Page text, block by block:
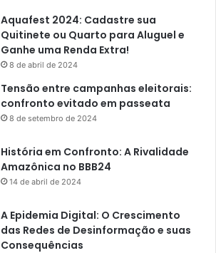
Aquafest 2024: Cadastre sua
Quitinete ou Quarto para Aluguel e
Ganhe uma Renda Extra!
8 de abril de 2024
Tensão entre campanhas eleitorais:
confronto evitado em passeata
8 de setembro de 2024
História em Confronto: A Rivalidade
Amazônica no BBB24
14 de abril de 2024
A Epidemia Digital: O Crescimento
das Redes de Desinformação e suas
Consequências